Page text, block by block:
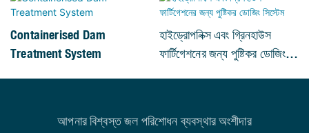
Containerised Dam
Treatment System
হাইড্রোপনিক্স এবং গ্রিনহাউস
ফার্টিগেশনের জন্য পুষ্টিকর ডোজিং
আপনার বিশ্বস্ত জল পরিশোধন ব্যবস্থার অংশীদার